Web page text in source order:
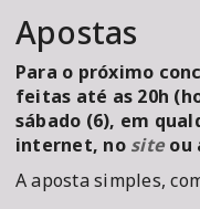
Apostas
Para o próximo
feitas até as 20h
sábado (6), em
internet, no siteou
A aposta simples,